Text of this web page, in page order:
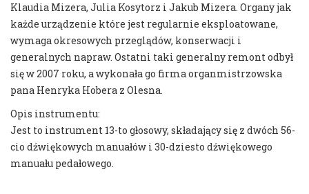
Klaudia Mizera, Julia Kosytorz i Jakub Mizera. Organy jak
każde urządzenie które jest regularnie eksploatowane,
wymaga okresowych przeglądów, konserwacji i
generalnych napraw. Ostatni taki generalny remont odbył
się w 2007 roku, a wykonała go firma organmistrzowska
pana Henryka Hobera z Olesna.
Opis instrumentu:
Jest to instrument 13-to głosowy, składający się z dwóch 56-
cio dźwiękowych manuałów i 30-dziesto dźwiękowego
manuału pedałowego.